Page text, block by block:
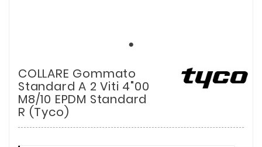
COLLARE Gommato
Standard A 2 Viti 4"00
M8/10 EPDM Standard
R (tyco)